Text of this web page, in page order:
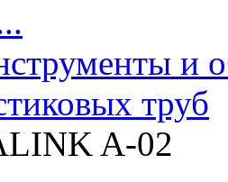
и
труб
A-02